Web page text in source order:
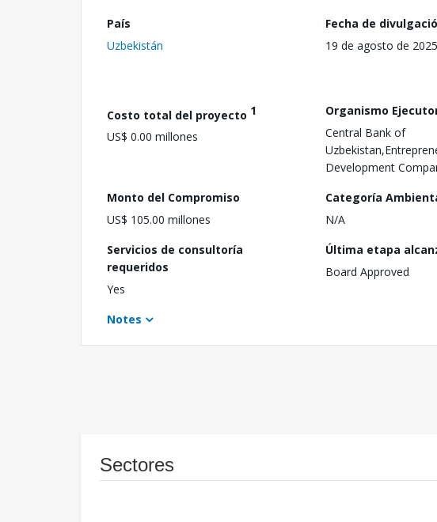
País
Uzbekistán
Fecha de
19 de agosto de 2025
Costo total del proyecto 1
US$ 0.00 millones
Organismo
Central Bank of
Development
Monto del Compromiso
US$ 105.00 millones
Categoría
N/A
Servicios de consultoría
requeridos
Yes
Última etapa
Board Approved
Notes
Sectores